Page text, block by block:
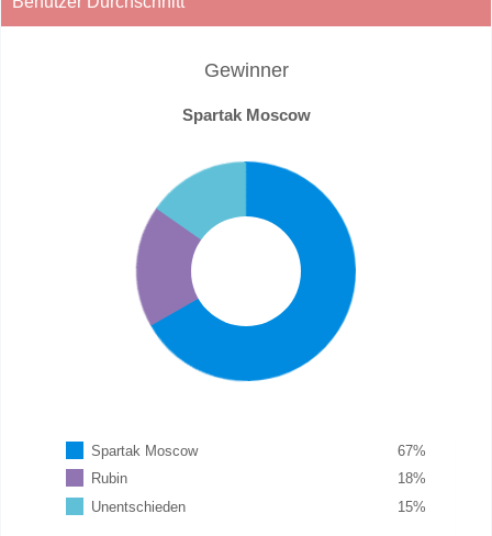
Gewinner
Spartak Moscow
Spartak Moscow %
67
Rubin
%
18
Unentschieden
%
15